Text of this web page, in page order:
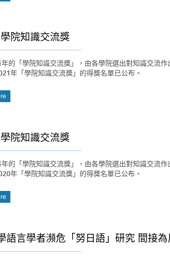
院知識交流獎
的「學院知識交流獎」，由各學院選出對知識交流
年「學院知識交流獎」的得獎名單已公布。
院知識交流獎
的「學院知識交流獎」，由各學院選出對知識交流
年「學院知識交流獎」的得獎名單已公布。
語言學者瀕危「努日語」研究 間接